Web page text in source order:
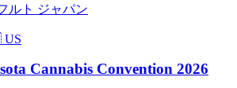
ルト ジャパン
US
Cannabis Convention 2026